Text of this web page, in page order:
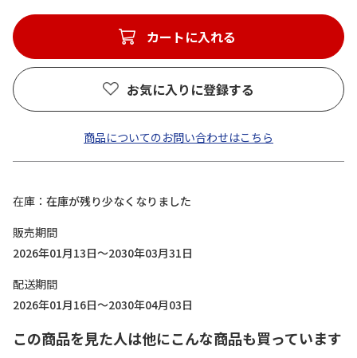
カートに入れる
お気に入りに登録する
商品についてのお問い合わせはこちら
在庫
在庫が残り少なくなりました
販売期間
2026年01月13日～2030年03月31日
配送期間
2026年01月16日～2030年04月03日
この商品を見た人は他にこんな商品も買っています